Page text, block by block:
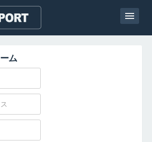
ファイル拡張子の追加
ム